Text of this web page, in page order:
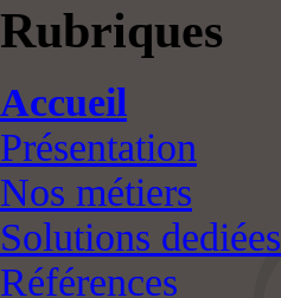
Rubriques
Accueil
Présentation
Nos métiers
Solutions dediées
Références